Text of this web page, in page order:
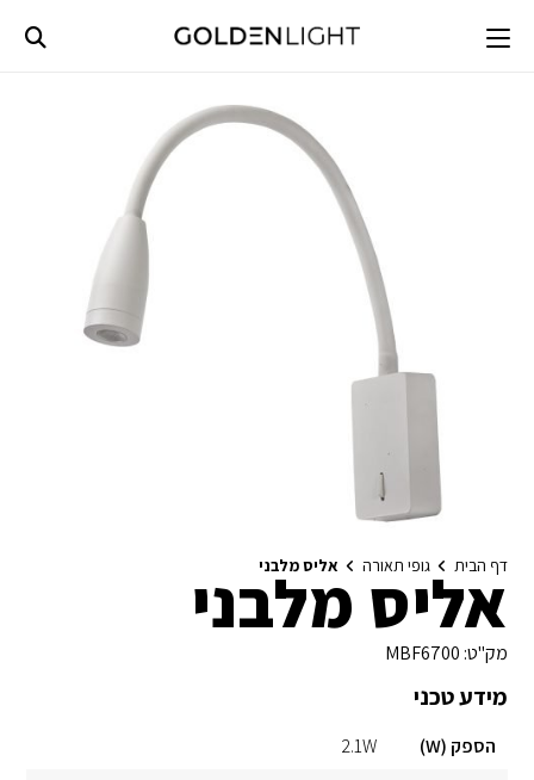
content
דף הבית גופי תאורה אליס מלבני
אליס מלבני
מק"ט: MBF6700
מידע טכני
הספק (W)
2.1W